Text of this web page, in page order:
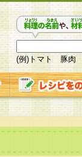
(例)トマト 豚肉